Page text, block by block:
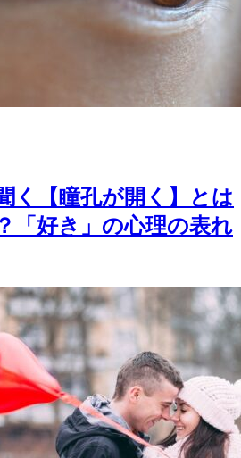
く【瞳孔が開く】とは
「好き」の心理の表れ